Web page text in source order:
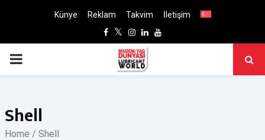
Künye Reklam Takvim
İletişim
Facebook
Twitter
Instagram
LinkedinYoutube
PRIMARY
Shell
Home / Shell